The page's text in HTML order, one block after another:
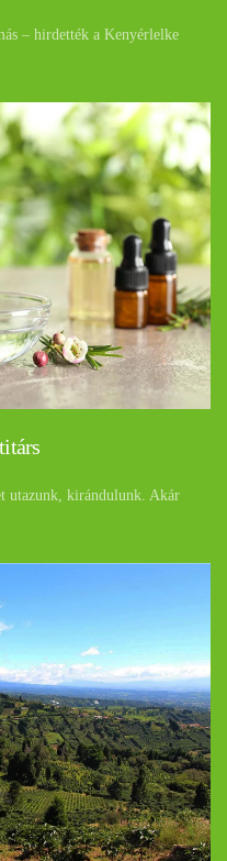
– hirdették a Kenyérlelke
utazunk, kirándulunk. Akár